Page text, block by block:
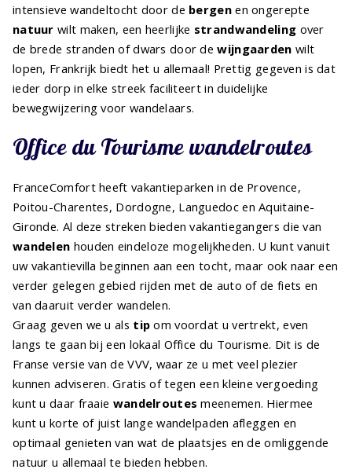
intensieve wandeltocht door de bergenen ongerepte
natuur wilt maken, een heerlijke strandwandeling over
de brede stranden of dwars door dewijngaarden wilt
lopen, Frankrijk biedt het u allemaal! Prettig gegeven is dat
ieder dorp in elke streek faciliteert in duidelijke
bewegwijzering voor wandelaars.
Office du Tourisme wandelroutes
FranceComfort heeft vakantieparken in de Provence,
Poitou-Charentes, Dordogne, Languedoc en Aquitaine-
Gironde. Al deze streken bieden vakantiegangers die van
wandelen houden eindeloze mogelijkheden. U kunt vanuit
uw vakantievilla beginnen aan een tocht, maar ook naar een
verder gelegen gebied rijden met de auto of de fiets en
van daaruit verder wandelen.
Graag geven we u als tip om voordat u vertrekt, even
langs te gaan bij een lokaal Office du Tourisme. Dit is de
Franse versie van de VVV, waar ze u met veel plezier
kunnen adviseren. Gratis of tegen een kleine vergoeding
kunt u daar fraaie wandelroutes meenemen. Hiermee
kunt u korte of juist lange wandelpaden afleggen en
optimaal genieten van wat de plaatsjes en de omliggende
natuur u allemaal te bieden hebben.